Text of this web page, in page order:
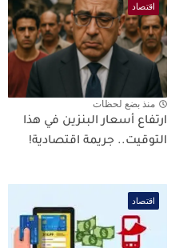
اقتصاد
منذ بضع لحظات
ارتفاع أسعار البنزين في هذا
التوقيت.. جريمة اقتصادية!
اقتصاد